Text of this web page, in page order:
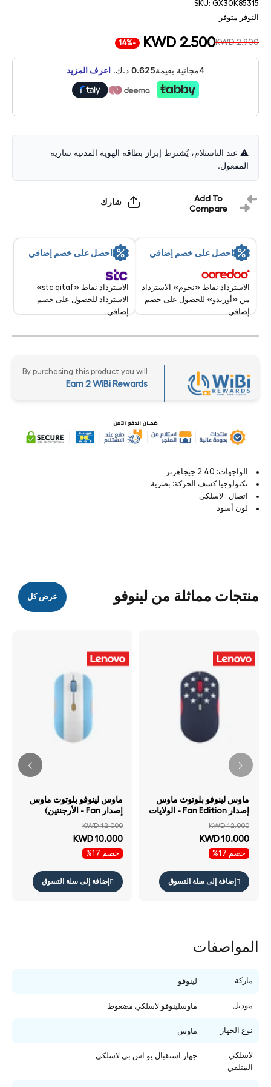
SKU: GX30K85315
التوفر
متوفر
KWD 2.900
KWD 2.500
-14%
4مجانية بقيمة 0.625 د.ك. اعرف المزيد
⚠️ عند التاستلام، يُشترط إبراز بطاقة الهوية المدنية سارية
المفعول.
Add To
Compare
شارك
احصل على خصم إضافي
الاسترداد نقاط «نجوم» الاسترداد
من «أوريدو» للحصول على خصم
إضافي.
احصل على خصم إضافي
الاسترداد نقاط «stc qitaf»
الاسترداد للحصول على خصم
إضافي.
By purchasing this product you will
Earn 2 WiBi Rewards
الواجهات: 2.40 جيجاهرتز
تكنولوجيا كشف الحركة: بصرية
اتصال : لاسلكي
لون أسود
منتجات مماثلة من لينوفو عرض كل
ماوس لينوفو بلوتوث ماوس
إصدار Fan Edition - الولايات
3 مراحل نقطة في البوصة
KWD 12.000
KWD 10.000
خصم 17%
إضافة إلى سلة التسوق
ماوس لينوفو بلوتوث ماوس
إصدار Fan - الأرجنتين)
نقطة في البوصة
KWD 12.000
KWD 10.000
خصم 17%
إضافة إلى سلة التسوق
المواصفات
ماركة لينوفو
موديل ماوسلينوفو لاسلكي مضغوط
نوع الجهاز ماوس
لاسلكي
المتلقي
جهاز استقبال يو اس بي لاسلكي